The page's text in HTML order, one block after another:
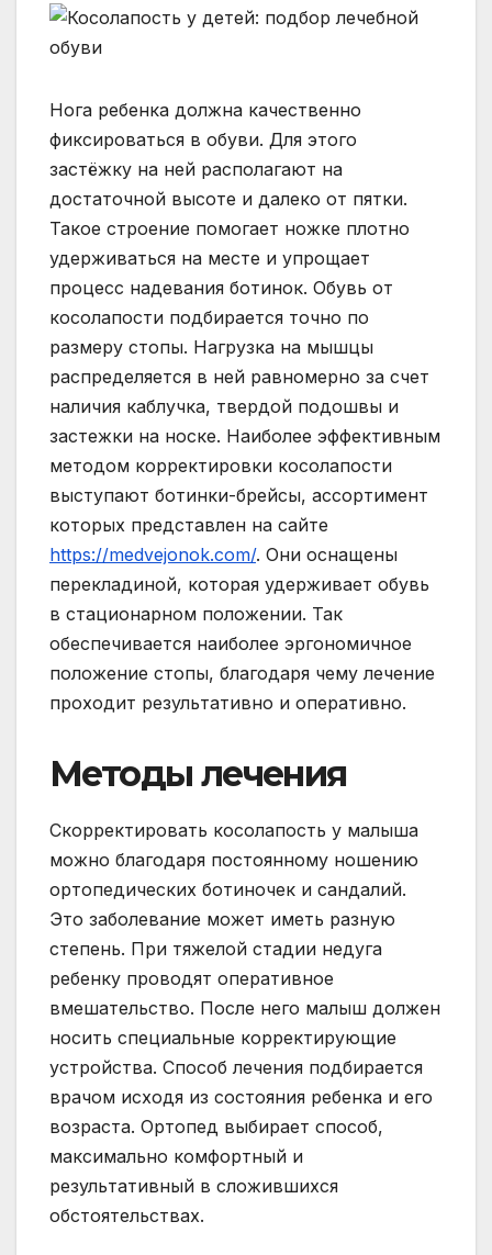
Нога ребенка должна качественно
фиксироваться в обуви. Для этого
застёжку на ней располагают на
достаточной высоте и далеко от пятки.
Такое строение помогает ножке плотно
удерживаться на месте и упрощает
процесс надевания ботинок. Обувь от
косолапости подбирается точно по
размеру стопы. Нагрузка на мышцы
распределяется в ней равномерно за счет
наличия каблучка, твердой подошвы и
застежки на носке. Наиболее эффективным
методом корректировки косолапости
выступают ботинки-брейсы, ассортимент
которых представлен на сайте
https://medvejonok.com/. Они оснащены
перекладиной, которая удерживает обувь
в стационарном положении. Так
обеспечивается наиболее эргономичное
положение стопы, благодаря чему лечение
проходит результативно и оперативно.
Методы лечения
Скорректировать косолапость у малыша
можно благодаря постоянному ношению
ортопедических ботиночек и сандалий.
Это заболевание может иметь разную
степень. При тяжелой стадии недуга
ребенку проводят оперативное
вмешательство. После него малыш должен
носить специальные корректирующие
устройства. Способ лечения подбирается
врачом исходя из состояния ребенка и его
возраста. Ортопед выбирает способ,
максимально комфортный и
результативный в сложившихся
обстоятельствах.